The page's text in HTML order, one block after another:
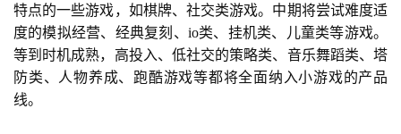
特点的一些游戏，如棋牌、社交类游戏。中期将尝试难度适
度的模拟经营、经典复刻、io类、挂机类、儿童类等游戏。
等到时机成熟，高投入、低社交的策略类、音乐舞蹈类、塔
防类、人物养成、跑酷游戏等都将全面纳入小游戏的产品
线。